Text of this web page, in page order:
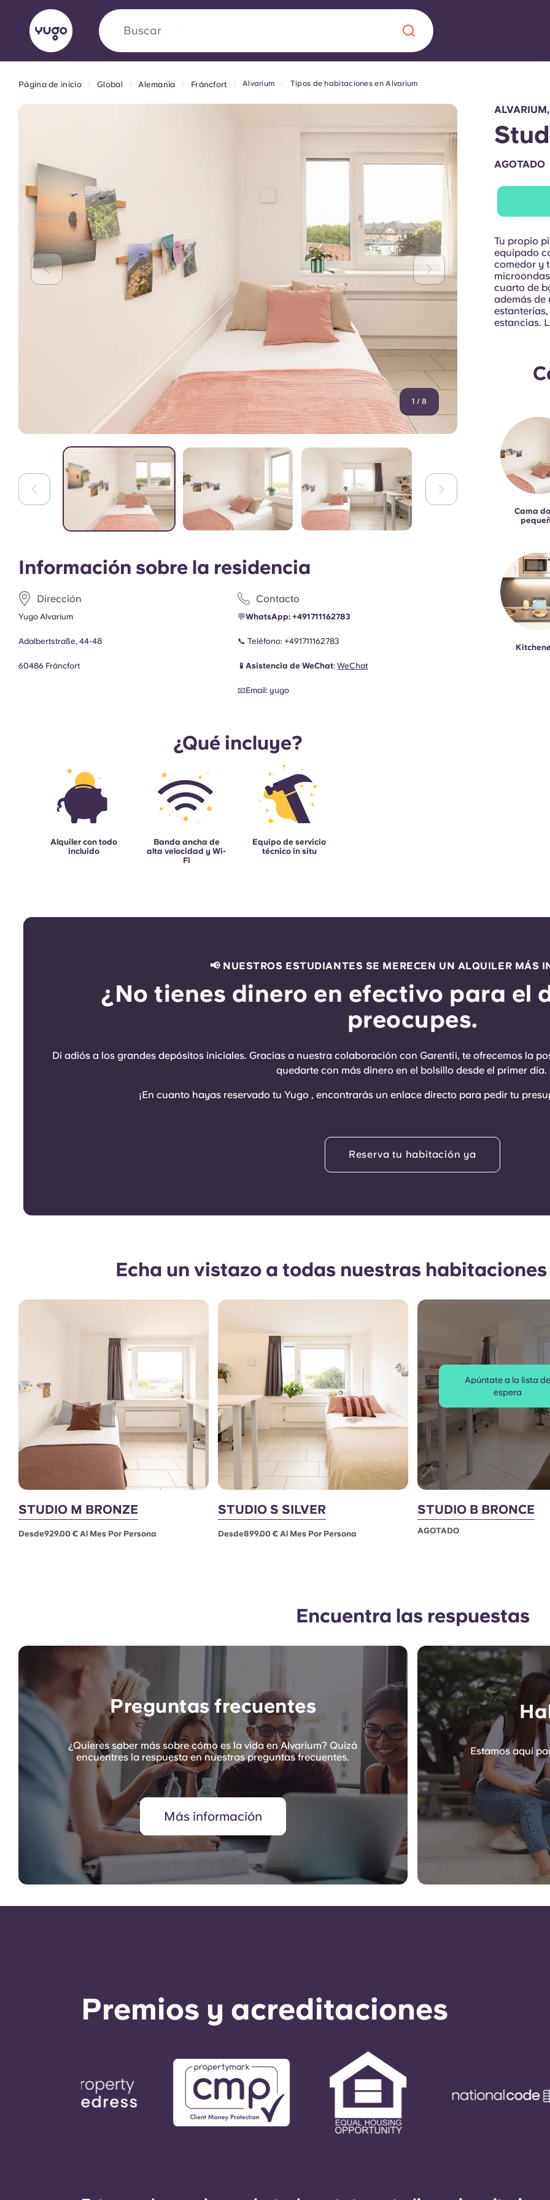
Buscar
Acerca deUbicacionesMás
Yugo VCARB: Impulsando una nueva era
en el alojamiento para estudiantes
La colaboración pionera Yugocon VCARB impulsa la innovación,
la ambición y momentos inolvidables para los estudiantes.
Preguntas
English (GB) English (US) Chinese
Página de inicio Global Alemania Fráncfort Alvarium Tipos de habitaciones en Alvarium
1 / 8
Información sobre la residencia
Dirección
Yugo Alvarium
Adalbertstraße, 44-48
60486 Fráncfort
Contacto
💬WhatsApp:+491711162783
📞 Teléfono:+491711162783
📱Asistencia de WeChat:WeChat
📧Email: yugo
¿Qué incluye?
Alquiler con todo
incluido
Banda ancha de
alta velocidad y Wi-
Fi
Equipo de servicio
técnico in situ
AGOTADO
Tu propio
equipado
comedor y
cuarto de
además de
estancias.
Cama
📢 NUESTROS ESTUDIANTES SE MERECEN UN ALQUILER MÁS
¿No tienes dinero en efectivo para el
preocupes.
Di adiós a los grandes depósitos iniciales. Gracias a nuestra colaboración con Garentii, te ofrecemos la
quedarte con más dinero en el bolsillo desde el primer día.
¡En cuanto hayas reservado tu Yugo , encontrarás un enlace directo para pedir tu
Reserva tu habitación ya
Echa un vistazo a todas nuestras
STUDIO M BRONZE
Desde929.00 € Al Mes Por Persona
STUDIO S SILVER
Desde899.00 € Al Mes Por Persona
Apúntate a la lista de
espera
STUDIO B BRONCE
AGOTADO
Encuentra las respuestas
Preguntas frecuentes
¿Quieres saber más sobre cómo es la vida en Alvarium? Quizá
encuentres la respuesta en nuestras preguntas frecuentes.
Más información
Estamos aquí
Premios y acreditaciones